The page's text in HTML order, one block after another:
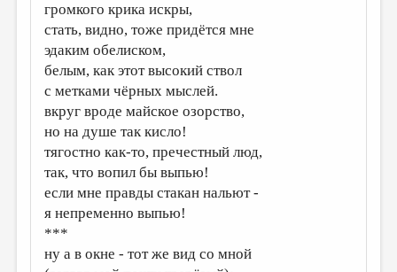
КОЛОНКА РЕДАКТОРА
РЕДКОЛЛЕГИЯ
ОТ РЕДАКЦИИ
МАЛАЯ ПРОЗА
ЭССЕИСТИКА
ЛИТЕРАТУРОВЕДЕНИЕ
КУЛЬТУРОВЕДЕНИЕ
ПУБЛИЦИСТИКА
РЕЦЕНЗИРОВАНИЕ
громкого крика искры,
стать, видно, тоже придётся мне
эдаким обелиском,
белым, как этот высокий ствол
с метками чёрных мыслей.
вкруг вроде майское озорство,
но на душе так кисло!
тягостно как-то, пречестный люд,
так, что вопил бы выпью!
если мне правды стакан нальют -
я непременно выпью!
***
ну а в окне - тот же вид со мной